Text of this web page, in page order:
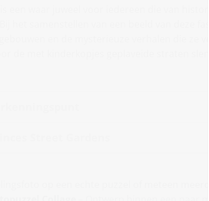
is een waar juweel voor iedereen die van
het samenstellen van een beeld van deze
en de mysterieuze verhalen die ze
de met kinderkopjes geplaveide straten
op een echte puzzel of meteen